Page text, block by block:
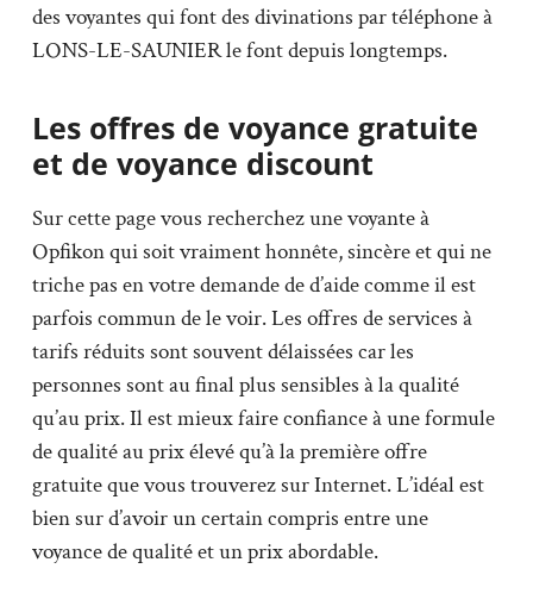
des voyantes qui font des divinations par téléphone à
LONS-LE-SAUNIER le font depuis longtemps.
Les offres de voyance gratuite
et de voyance discount
Sur cette page vous recherchez une voyante à
Opfikon qui soit vraiment honnête, sincère et qui ne
triche pas en votre demande de d’aide comme il est
parfois commun de le voir. Les offres de services à
tarifs réduits sont souvent délaissées car les
personnes sont au final plus sensibles à la qualité
qu’au prix. Il est mieux faire confiance à une formule
de qualité au prix élevé qu’à la première offre
gratuite que vous trouverez sur Internet. L’idéal est
bien sur d’avoir un certain compris entre une
voyance de qualité et un prix abordable.